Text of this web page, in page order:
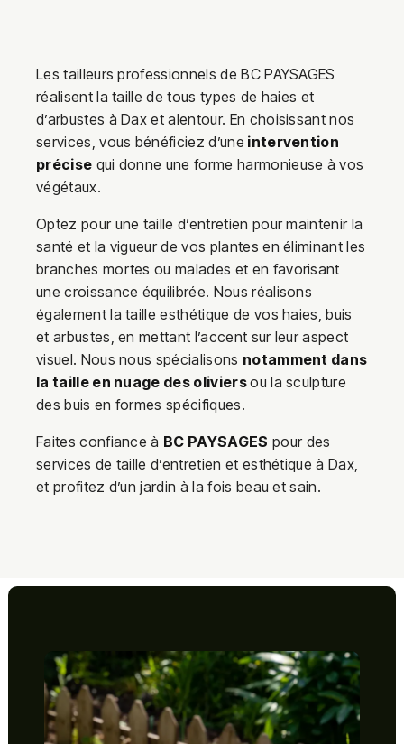
Les tailleurs professionnels de BC PAYSAGES
réalisent la taille de tous types de haies et
d’arbustes à Dax et alentour. En choisissant nos
services, vous bénéficiez d’une intervention
précise qui donne une forme harmonieuse à vos
végétaux.
Optez pour une taille d’entretien pour maintenir la
santé et la vigueur de vos plantes en éliminant les
branches mortes ou malades et en favorisant
une croissance équilibrée. Nous réalisons
également la taille esthétique de vos haies, buis
et arbustes, en mettant l’accent sur leur aspect
visuel. Nous nous spécialisons notamment dans
la taille en nuage des oliviersou la sculpture
des buis en formes spécifiques.
Faites confiance à BC PAYSAGES pour des
services de taille d’entretien et esthétique à Dax,
et profitez d’un jardin à la fois beau et sain.